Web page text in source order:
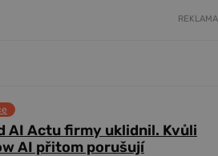
REKLAMA
AI Actu firmy uklidnil. Kvůli
AI přitom porušují